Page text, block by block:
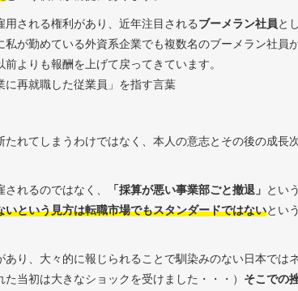
される権利があり、近年注目されるブーメラン社員と
が勤めている外資系企業でも複数名のブーメラン社員が
よりも報酬を上げて戻ってきています。
再就職した従業員」を指す言葉
れてしまうわけではなく、本人の意志とその後の成長
れるのではなく、 「採算が悪い事業部ごと撤退」 とい
いという見方は転職市場でもスタンダードではないとい
り、大々的に報じられることで馴染みのない日本では
当初は大きなショックを受けました・・・） そこでの